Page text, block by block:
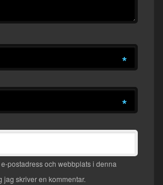
*
*
postadress och webbplats i denna
skriver en kommentar.